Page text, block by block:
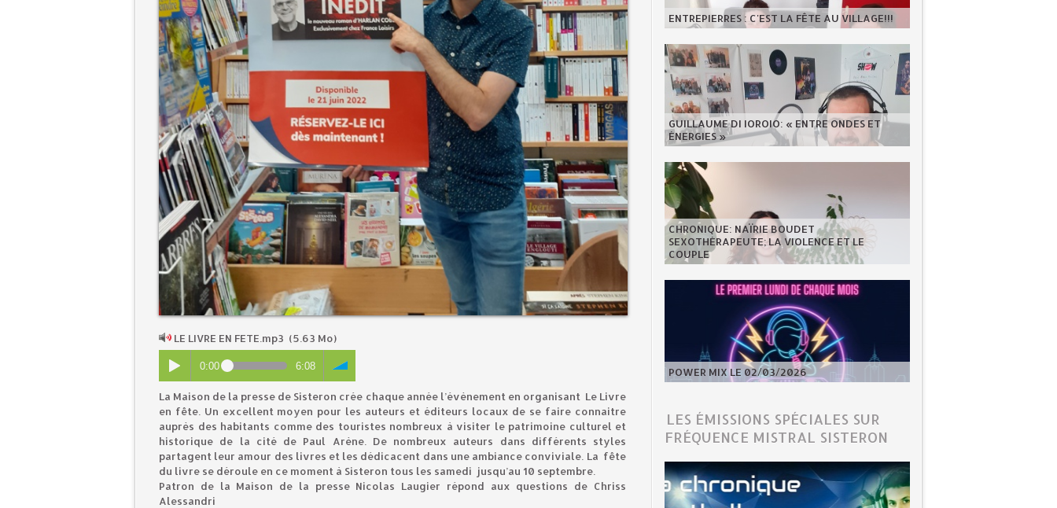
LE LIVRE EN FETE.mp3 (5.63 Mo)
0:00 6:08
La Maison de la presse de Sisteron crée chaque année l’évènement en organisant Le Livre
en fête. Un excellent moyen pour les auteurs et éditeurs locaux de se faire connaitre
auprès des habitants comme des touristes nombreux à visiter le patrimoine culturel et
historique de la cité de Paul Arène. De nombreux auteurs dans différents styles
partagent leur amour des livres et les dédicacent dans une ambiance conviviale. La fête
du livre se déroule en ce moment à Sisteron tous les samedi jusqu’au 10 septembre.
Patron de la Maison de la presse Nicolas Laugier répond aux questions de Chriss
Alessandri
ENTREPIERRES : C'EST LA FÊTE AU VILLAGE!!!
GUILLAUME DI IOROIO: « ENTRE ONDES ET
ÉNERGIES »
CHRONIQUE: NAÏRIE BOUDET
SEXOTHÉRAPEUTE; LA VIOLENCE ET LE
COUPLE
POWER MIX LE 02/03/2026
LES ÉMISSIONS SPÉCIALES SUR
FRÉQUENCE MISTRAL SISTERON